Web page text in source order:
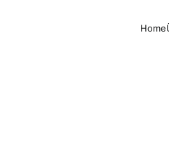
Home